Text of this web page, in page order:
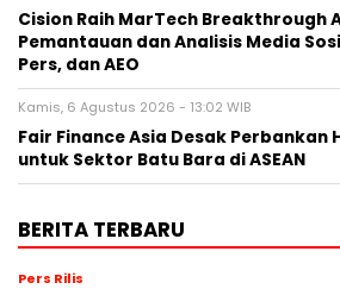
Cision Raih MarTech Breakthrough
Pemantauan dan Analisis Media
Pers, dan AEO
Kamis, 6 Agustus 2026 - 13:02 WIB
Fair Finance Asia Desak Perbankan
untuk Sektor Batu Bara di ASEAN
BERITA TERBARU
Pers Rilis